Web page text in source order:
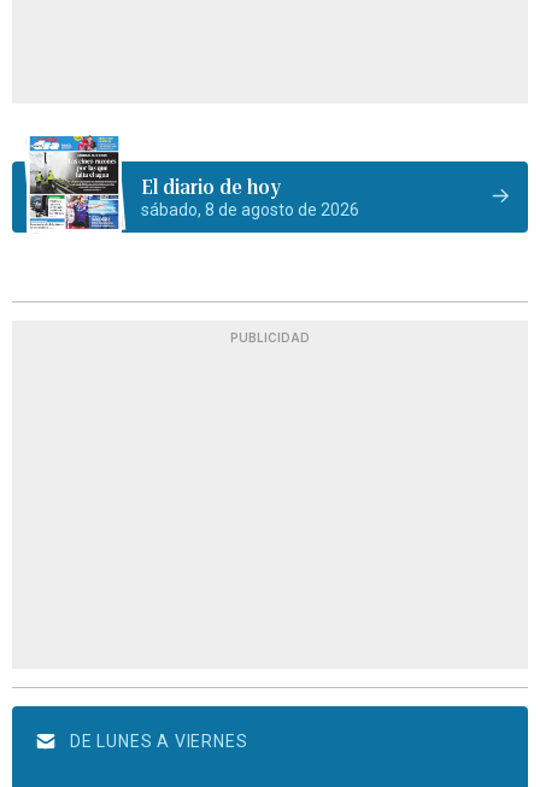
El diario de hoy
sábado, 8 de agosto de 2026
PUBLICIDAD
DE LUNES A VIERNES